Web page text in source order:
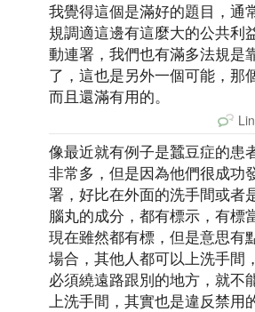
我覺得這個是滿好的題目，通
規調適這邊有這麼大的公共利
動連署，我們也有滿多法規是
了，這也是另外一個可能，那
而且還滿有用的。
像最近就有例子是蠶豆症的患
非常多，但是因為他們很成功
署，好比在外面的洗手間或者
腦丸的成分，都有標示，有標
現在雖然都有標，但是意思有
場合，其他人都可以上洗手間
必須繞遠路跟別的地方，就不
上洗手間，其實也是違反禁用